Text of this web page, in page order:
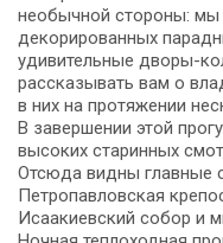
необычной стороны:
декорированных
удивительные дворы-
рассказывать вам о
в них на протяжении
В завершении этой
высоких старинных
Отсюда видны главные
Петропавловская
Исаакиевский собор и